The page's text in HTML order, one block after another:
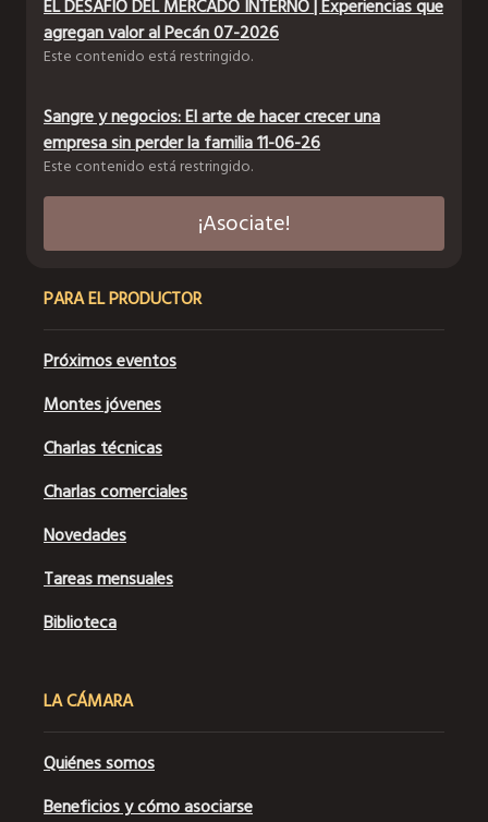
EL DESAFÍO DEL MERCADO INTERNO | Experiencias que
agregan valor al Pecán 07-2026
Este contenido está restringido.
Sangre y negocios: El arte de hacer crecer una
empresa sin perder la familia 11-06-26
Este contenido está restringido.
¡Asociate!
PARA EL PRODUCTOR
Próximos eventos
Montes jóvenes
Charlas técnicas
Charlas comerciales
Novedades
Tareas mensuales
Biblioteca
LA CÁMARA
Quiénes somos
Beneficios y cómo asociarse